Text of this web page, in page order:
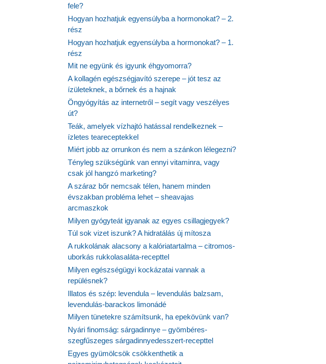
fele?
Hogyan hozhatjuk egyensúlyba a hormonokat? – 2.
rész
Hogyan hozhatjuk egyensúlyba a hormonokat? – 1.
rész
Mit ne együnk és igyunk éhgyomorra?
A kollagén egészségjavító szerepe – jót tesz az
ízületeknek, a bőrnek és a hajnak
Öngyógyítás az internetről – segít vagy veszélyes
út?
Teák, amelyek vízhajtó hatással rendelkeznek –
ízletes teareceptekkel
Miért jobb az orrunkon és nem a szánkon lélegezni?
Tényleg szükségünk van ennyi vitaminra, vagy
csak jól hangzó marketing?
A száraz bőr nemcsak télen, hanem minden
évszakban probléma lehet – sheavajas
arcmaszkok
Milyen gyógyteát igyanak az egyes csillagjegyek?
Túl sok vizet iszunk? A hidratálás új mítosza
A rukkolának alacsony a kalóriatartalma – citromos-
uborkás rukkolasaláta-recepttel
Milyen egészségügyi kockázatai vannak a
repülésnek?
Illatos és szép: levendula – levendulás balzsam,
levendulás-barackos limonádé
Milyen tünetekre számítsunk, ha epekövünk van?
Nyári finomság: sárgadinnye – gyömbéres-
szegfűszeges sárgadinnyedesszert-recepttel
Egyes gyümölcsök csökkenthetik a